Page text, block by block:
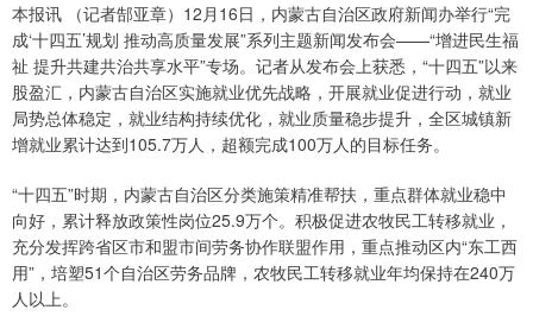
本报讯 （记者郜亚章）12月16日，内蒙古自治区政府新闻办举行“完
成‘十四五’规划 推动高质量发展”系列主题新闻发布会——“增进民生福
祉 提升共建共治共享水平”专场。记者从发布会上获悉，“十四五”以来
股盈汇，内蒙古自治区实施就业优先战略，开展就业促进行动，就业
局势总体稳定，就业结构持续优化，就业质量稳步提升，全区城镇新
增就业累计达到105.7万人，超额完成100万人的目标任务。
“十四五”时期，内蒙古自治区分类施策精准帮扶，重点群体就业稳中
向好，累计释放政策性岗位25.9万个。积极促进农牧民工转移就业，
充分发挥跨省区市和盟市间劳务协作联盟作用，重点推动区内“东工西
用”，培塑51个自治区劳务品牌，农牧民工转移就业年均保持在240万
人以上。